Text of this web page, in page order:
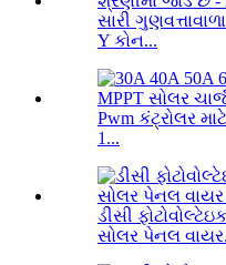
સારી
Y કોન...
Pwm કંટ્રોલર
1...
ડીસી
સોલર પેનલ